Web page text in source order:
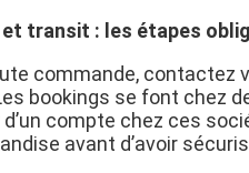
et transit : les étapes
commande, contactez
bookings se font chez
compte chez ces
avant d’avoir